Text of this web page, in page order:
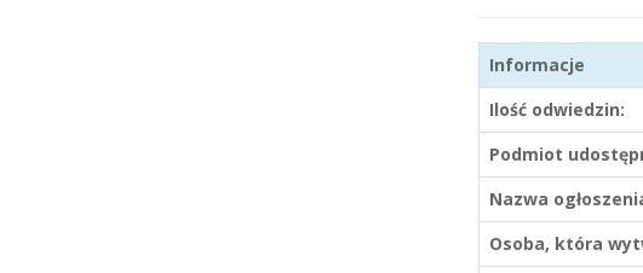
Informacje
Ilość odwiedzin:
Podmiot
Nazwa
Osoba, która